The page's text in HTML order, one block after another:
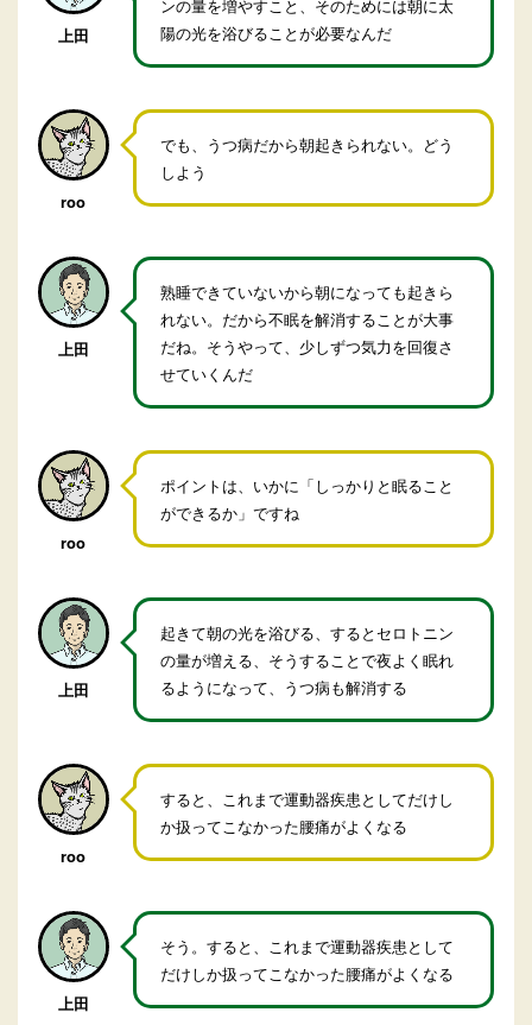
上田
ンの量を増やすこと、そのためには朝に太
陽の光を浴びることが必要なんだ
roo
でも、うつ病だから朝起きられない。どう
しよう
上田
熟睡できていないから朝になっても起きら
れない。だから不眠を解消することが大事
だね。そうやって、少しずつ気力を回復さ
せていくんだ
roo
ポイントは、いかに「しっかりと眠ること
ができるか」ですね
上田
起きて朝の光を浴びる、するとセロトニン
の量が増える、そうすることで夜よく眠れ
るようになって、うつ病も解消する
roo
すると、これまで運動器疾患としてだけし
か扱ってこなかった腰痛がよくなる
上田
そう。すると、これまで運動器疾患として
だけしか扱ってこなかった腰痛がよくなる